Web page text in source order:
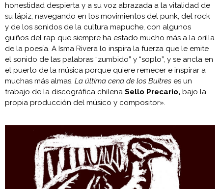
honestidad despierta y a su voz abrazada a la vitalidad de
su lápiz; navegando en los movimientos del punk, del rock
y de los sonidos de la cultura mapuche, con algunos
guiños del rap que siempre ha estado mucho más a la orilla
de la poesía. A Isma Rivera lo inspira la fuerza que le emite
el sonido de las palabras “zumbido” y “soplo”, y se ancla en
el puerto de la música porque quiere remecer e inspirar a
muchas más almas. La última cena de los Buitres es un
trabajo de la discográfica chilena Sello Precario, bajo la
propia producción del músico y compositor».